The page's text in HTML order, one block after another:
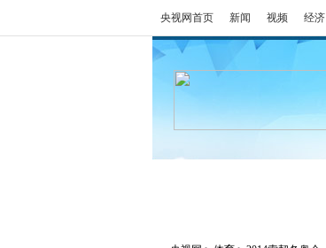
央视网首页 新闻 视频 经济